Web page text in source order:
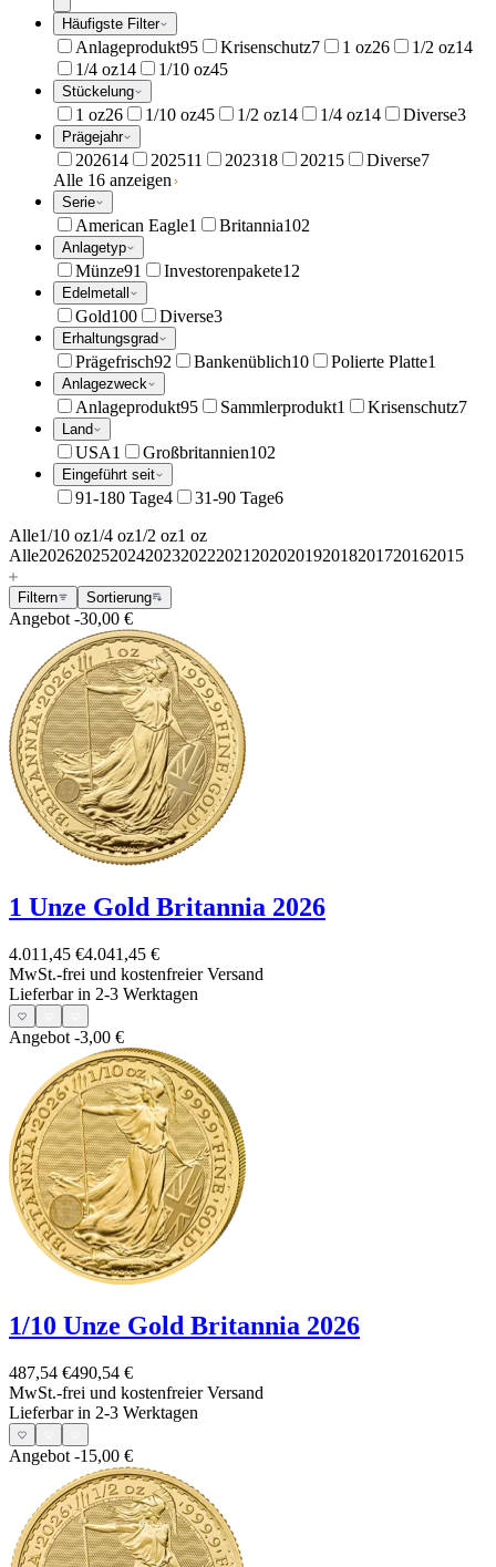
Häufigste Filter
Anlageprodukt95 Krisenschutz7 1 oz26 1/2 oz14
1/4 oz14 1/10 oz45
Stückelung
1 oz26 1/10 oz45 1/2 oz14 1/4 oz14 Diverse3
Prägejahr
202614 202511 202318 2021 5 Diverse7
Alle 16 anzeigen
Serie
American Eagle1 Britannia102
Anlagetyp
Münze91 Investorenpakete12
Edelmetall
Gold100 Diverse3
Erhaltungsgrad
Prägefrisch92 Bankenüblich10 Polierte Platte1
Anlagezweck
Anlageprodukt95 Sammlerprodukt1 Krisenschutz7
Land
USA1 Großbritannien102
Eingeführt seit
91-180 Tage4 31-90 Tage6
Alle1/10 oz1/4 oz1/2 oz1 oz
Alle202620252024202320222021 202020192018201720162015
Filtern Sortierung
Angebot -30,00 €
1 Unze Gold Britannia 2026
4.011,45 €4.041,45 €
MwSt.-frei und kostenfreier Versand
Lieferbar in 2-3 Werktagen
Angebot -3,00 €
1/10 Unze Gold Britannia 2026
487,54 €490,54 €
MwSt.-frei und kostenfreier Versand
Lieferbar in 2-3 Werktagen
Angebot -15,00 €